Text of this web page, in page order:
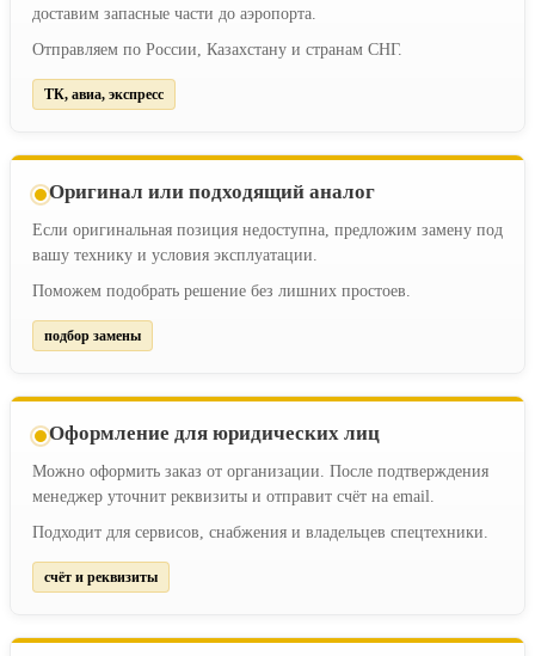
доставим запасные части до аэропорта.
Отправляем по России, Казахстану и странам СНГ.
ТК, авиа, экспресс
Оригинал или подходящий аналог
Если оригинальная позиция недоступна, предложим замену под
вашу технику и условия эксплуатации.
Поможем подобрать решение без лишних простоев.
подбор замены
Оформление для юридических лиц
Можно оформить заказ от организации. После подтверждения
менеджер уточнит реквизиты и отправит счёт на email.
Подходит для сервисов, снабжения и владельцев спецтехники.
счёт и реквизиты